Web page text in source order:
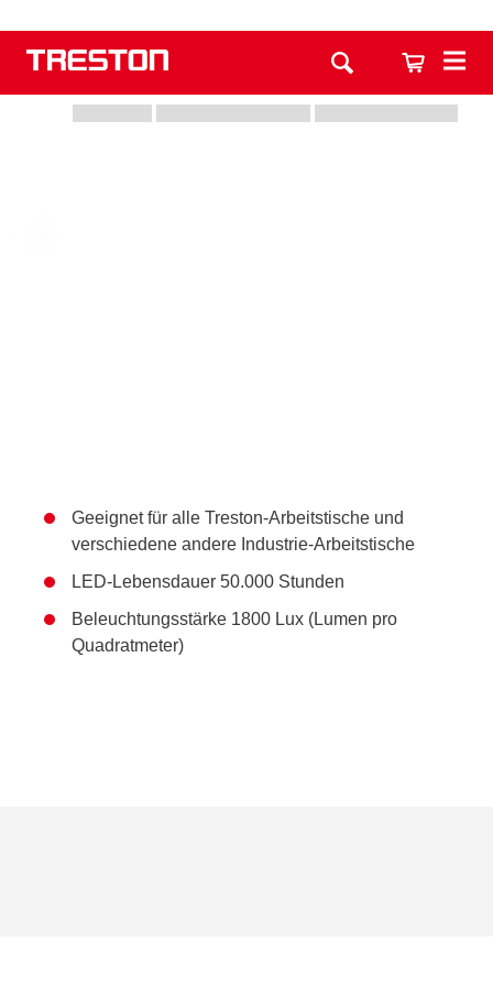
Geeignet für alle Treston-Arbeitstische und
verschiedene andere Industrie-Arbeitstische
LED-Lebensdauer 50.000 Stunden
Beleuchtungsstärke 1800 Lux (Lumen pro
Quadratmeter)